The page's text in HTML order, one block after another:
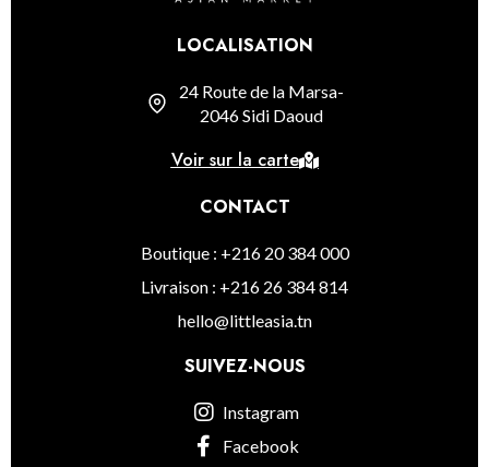
LOCALISATION
24 Route de la Marsa-
2046 Sidi Daoud
Voir sur la carte
CONTACT
Boutique : +216 20 384 000
Livraison : +216 26 384 814
hello@littleasia.tn
SUIVEZ-NOUS
Instagram
Facebook